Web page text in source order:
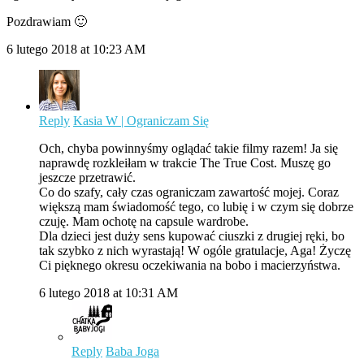
Pozdrawiam 🙂
6 lutego 2018 at 10:23 AM
Reply Kasia W | Ograniczam Się
Och, chyba powinnyśmy oglądać takie filmy razem! Ja się
naprawdę rozkleiłam w trakcie The True Cost. Muszę go
jeszcze przetrawić.
Co do szafy, cały czas ograniczam zawartość mojej. Coraz
większą mam świadomość tego, co lubię i w czym się dobrze
czuję. Mam ochotę na capsule wardrobe.
Dla dzieci jest duży sens kupować ciuszki z drugiej ręki, bo
tak szybko z nich wyrastają! W ogóle gratulacje, Aga! Życzę
Ci pięknego okresu oczekiwania na bobo i macierzyństwa.
6 lutego 2018 at 10:31 AM
Reply Baba Joga